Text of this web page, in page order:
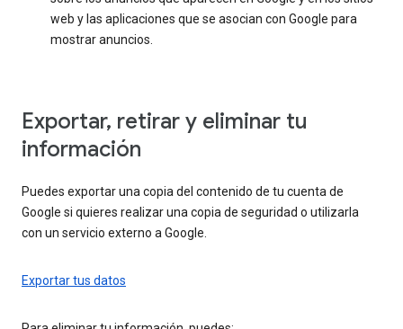
web y las aplicaciones que se asocian con Google para
mostrar anuncios.
Exportar, retirar y eliminar tu
información
Puedes exportar una copia del contenido de tu cuenta de
Google si quieres realizar una copia de seguridad o utilizarla
con un servicio externo a Google.
Exportar tus datos